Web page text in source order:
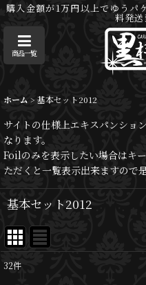
購入金額が1万円以上でゆうパ
料発送
商品一覧
ホーム > 基本セット2012
サイトの仕様上エキスパンシ
なります。
Foilのみを表示したい場合はキ
ただくと一覧表示出来ますので
基本セット2012
32件